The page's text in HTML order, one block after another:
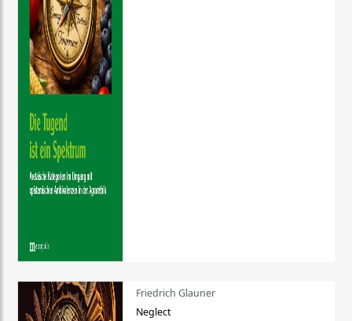
Friedrich Glauner
Neglect